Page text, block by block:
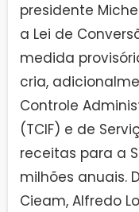
presidente
a Lei de
medida
cria,
Controle
(TCIF) e de
receitas para a
milhões anuais.
Cieam, Alfredo